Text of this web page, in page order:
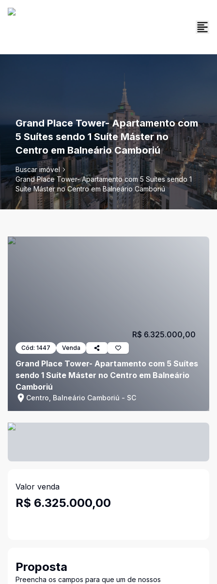
Grand Place Tower- Apartamento com
5 Suítes sendo 1 Suíte Máster no
Centro em Balneário Camboriú
Buscar imóvel
Grand Place Tower- Apartamento com 5 Suítes sendo 1
Suíte Máster no Centro em Balneário Camboriú
Cód: 1447 Venda
Grand Place Tower- Apartamento com 5 Suítes
sendo 1 Suíte Máster no Centro em Balneário
Camboriú
Centro, Balneário Camboriú - SC
R$ 6.325.000,00
Valor venda
R$ 6.325.000,00
Proposta
Preencha os campos para que um de nossos